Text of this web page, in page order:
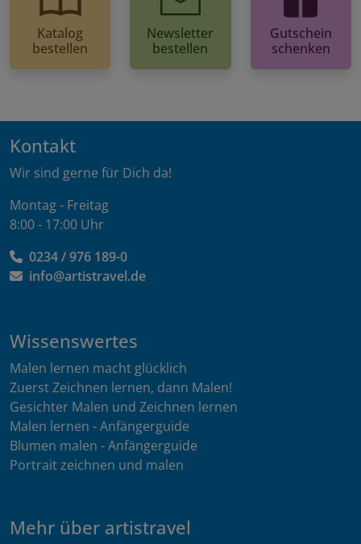
Katalog
bestellen
Newsletter
bestellen
Gutschein
schenken
Kontakt
Wir sind gerne für Dich da!
Montag - Freitag
8:00 - 17:00 Uhr
0234 / 976 189-0
info@artistravel.de
Wissenswertes
Malen lernen macht glücklich
Zuerst Zeichnen lernen, dann Malen!
Gesichter Malen und Zeichnen lernen
Malen lernen - Anfängerguide
Blumen malen - Anfängerguide
Portrait zeichnen und malen
Mehr über artistravel